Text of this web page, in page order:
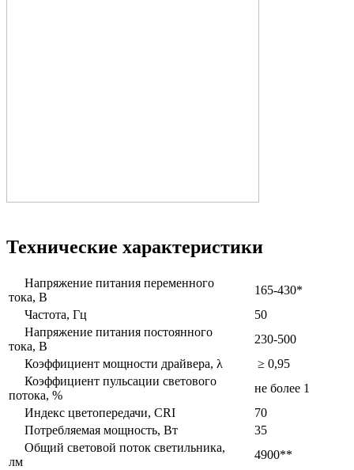
Технические характеристики
Напряжение питания переменного
тока, В
165-430*
Частота, Гц
50
Напряжение питания постоянного
тока, В
230-500
Коэффициент мощности драйвера, λ
≥ 0,95
Коэффициент пульсации светового
потока, %
не более 1
Индекс цветопередачи, CRI
70
Потребляемая мощность, Вт
35
Общий световой поток светильника,
лм
4900**